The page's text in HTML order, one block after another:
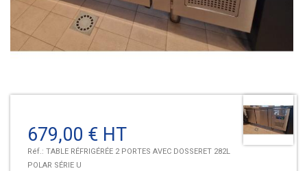
679,00 € HT
Réf.: TABLE RÉFRIGÉRÉE 2 PORTES AVEC DOSSERET 282L
POLAR SÉRIE U